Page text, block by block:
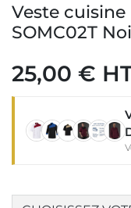
Veste
SOMC02T
25,00 €